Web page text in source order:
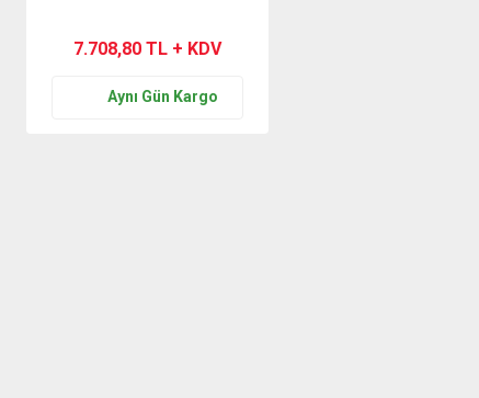
7.708,80 TL + KDV
Aynı Gün Kargo